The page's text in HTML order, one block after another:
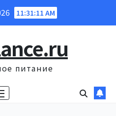
11:31:12 AM
питание